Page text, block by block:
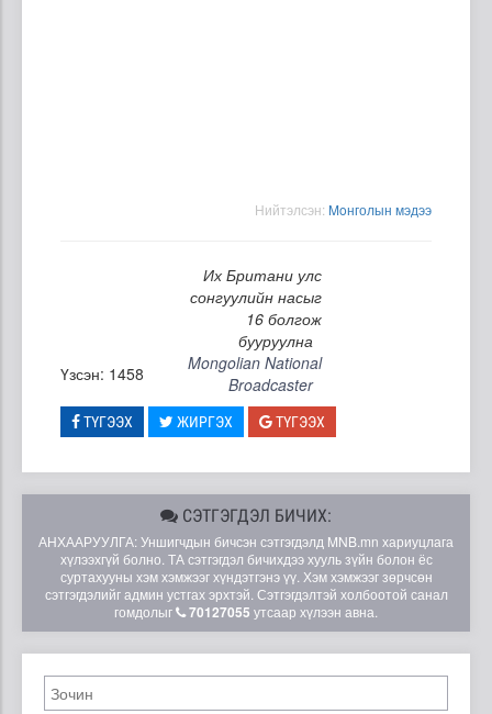
Нийтэлсэн: Moнголын мэдээ
Их Британи улс
сонгуулийн насыг
16 болгож
бууруулна
Үзсэн: 1458
Mongolian National
Broadcaster
ТҮГЭЭХ ЖИРГЭХ ТҮГЭЭХ
СЭТГЭГДЭЛ БИЧИХ:
АНХААРУУЛГА: Уншигчдын бичсэн сэтгэгдэлд MNB.mn хариуцлага
хүлээхгүй болно. ТА сэтгэгдэл бичихдээ хууль зүйн болон ёс
суртахууны хэм хэмжээг хүндэтгэнэ үү. Хэм хэмжээг зөрчсөн
сэтгэгдэлийг админ устгах эрхтэй. Сэтгэгдэлтэй холбоотой санал
гомдолыг
70127055 утсаар хүлээн авна.